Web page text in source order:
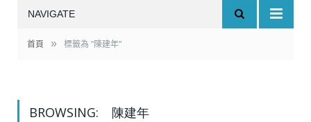
NAVIGATE
首頁 » 標籤為 "陳建年"
BROWSING: 陳建年